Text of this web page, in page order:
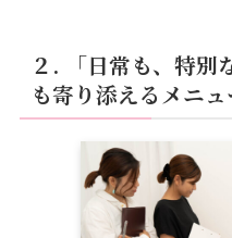
２.
「日常も、特
も寄り添えるメニ